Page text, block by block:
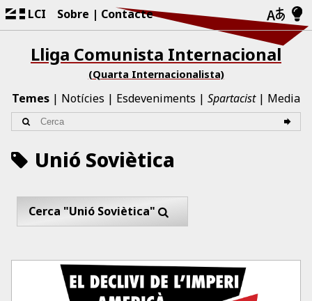
LCI Sobre Contacte
Lliga Comunista Internacional
(Quarta Internacionalista)
Temes Notícies Esdeveniments Spartacist Media
Unió Soviètica
Cerca "Unió Soviètica"